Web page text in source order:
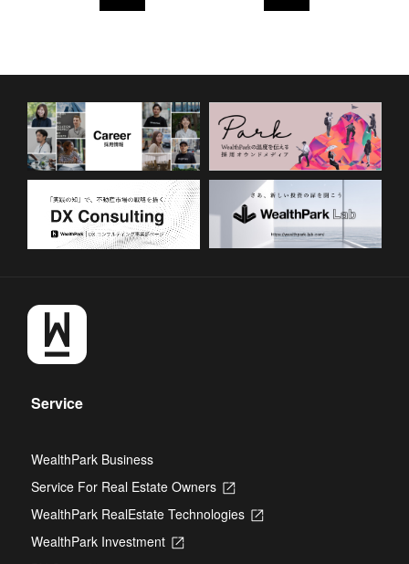
Service
WealthPark Business
Service For Real Estate Owners
Opens
a
WealthPark RealEstate Technologies
Opens
WealthPark Investment
Opens